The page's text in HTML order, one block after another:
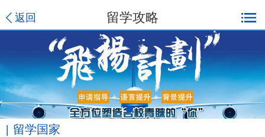
返回 留学攻略
留学国家